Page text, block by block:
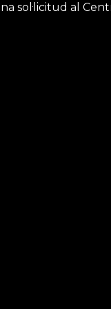
sol·licitud al